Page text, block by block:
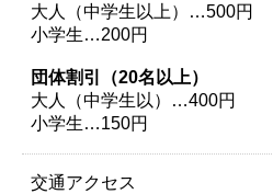
大人（中学生以上）…500円
小学生…200円
団体割引（20名以上）
大人（中学生以）…400円
小学生…150円
交通アクセス